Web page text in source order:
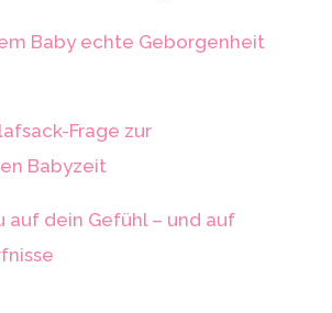
Baby echte Geborgenheit
Frage zur
Babyzeit
auf dein Gefühl – und auf